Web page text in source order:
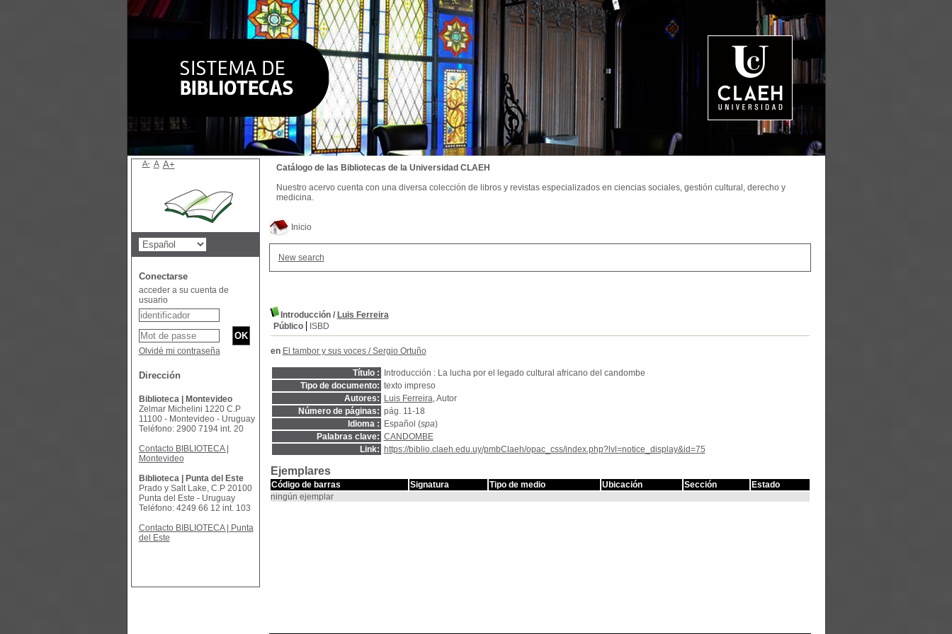
Inicio
New search
Introducción/ Luis Ferreira
Público
ISBD
en El tambor y sus voces/Sergio Ortuño
Título :
Introducción : La lucha por el legado cultural africano del candombe
Tipo de documento: texto impreso
Autores:
Luis Ferreira, Autor
Número de páginas: pág. 11-18
Idioma :
Español (spa)
Palabras clave: CANDOMBE
Link:
https://biblio.claeh.edu.uy/pmbClaeh/opac_css/index.php?lvl=notice_display&id=75
Ejemplares
Código de barras Signatura Tipo de medio Ubicación Sección
Estado
ningún ejemplar
Catálogo de las Bibliotecas de la Universidad CLAEH
Nuestro acervo cuenta con una diversa colección de libros y revistas especializados en ciencias sociales, gestión cultural, derecho y
medicina.
A- A A+
Conectarse
acceder a su cuenta de
usuario
Olvidé mi contraseña
Dirección
Biblioteca | Montevideo
Zelmar Michelini 1220 C.P
11100 - Montevideo - Uruguay
Teléfono: 2900 7194 int. 20
Contacto BIBLIOTECA |
Montevideo
Biblioteca | Punta del Este
Prado y Salt Lake, C.P 20100
Punta del Este - Uruguay
Teléfono: 4249 66 12 int. 103
Contacto BIBLIOTECA | Punta
del Este